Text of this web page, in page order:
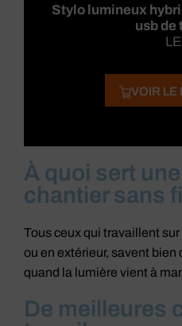
Stylo lumineux
usb de
VOIR LE
À quoi sert
chantier sans
Tous ceux qui travaillent
ou en extérieur, savent
quand la lumière vient à
De meilleures